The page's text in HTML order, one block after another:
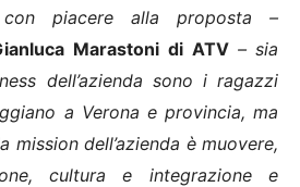
piacere alla proposta –
Marastoni di ATV – sia
dell’azienda sono i ragazzi
a Verona e provincia, ma
dell’azienda è muovere,
cultura e integrazione e